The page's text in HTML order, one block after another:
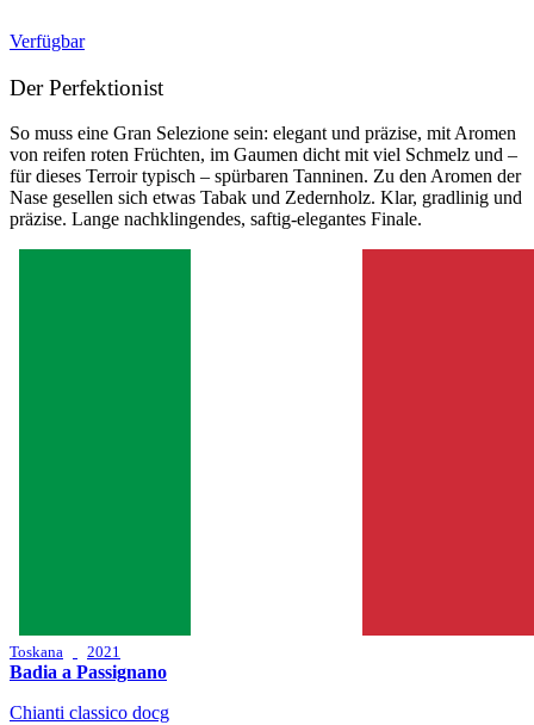
Verfügbar
Der Perfektionist
So muss eine Gran Selezione sein: elegant und präzise, mit Aromen
von reifen roten Früchten, im Gaumen dicht mit viel Schmelz und –
für dieses Terroir typisch – spürbaren Tanninen. Zu den Aromen der
Nase gesellen sich etwas Tabak und Zedernholz. Klar, gradlinig und
präzise. Lange nachklingendes, saftig-elegantes Finale.
Toskana 2021
Badia a Passignano
Chianti classico docg